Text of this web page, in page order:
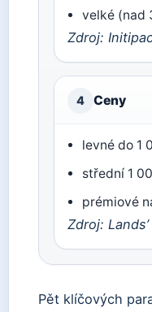
velké (nad
Zdroj:
4 Ceny
levné do 1
střední 1
prémiové
Zdroj:
Pět klíčových